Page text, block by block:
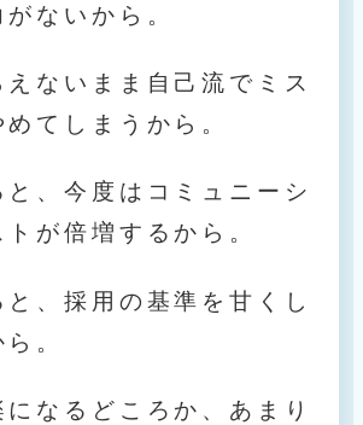
ないから。
ないまま自己流でミス
てしまうから。
と、今度はコミュニーシ
トが倍増するから。
、採用の基準を甘くし
。
になるどころか、あまり